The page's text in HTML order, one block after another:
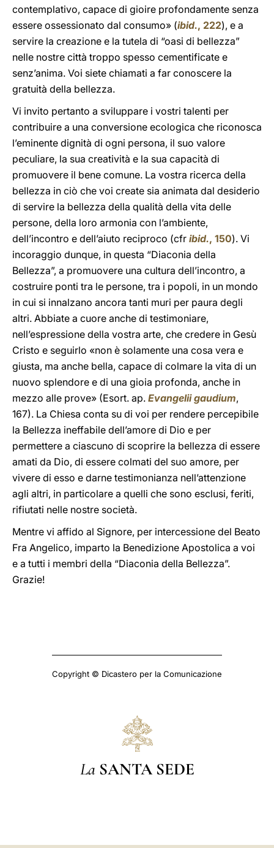
contemplativo, capace di gioire profondamente senza
essere ossessionato dal consumo» (ibid., 222), e a
servire la creazione e la tutela di “oasi di bellezza”
nelle nostre città troppo spesso cementificate e
senz’anima. Voi siete chiamati a far conoscere la
gratuità della bellezza.
Vi invito pertanto a sviluppare i vostri talenti per
contribuire a una conversione ecologica che riconosca
l’eminente dignità di ogni persona, il suo valore
peculiare, la sua creatività e la sua capacità di
promuovere il bene comune. La vostra ricerca della
bellezza in ciò che voi create sia animata dal desiderio
di servire la bellezza della qualità della vita delle
persone, della loro armonia con l’ambiente,
dell’incontro e dell’aiuto reciproco (cfr ibid., 150). Vi
incoraggio dunque, in questa “Diaconia della
Bellezza”, a promuovere una cultura dell’incontro, a
costruire ponti tra le persone, tra i popoli, in un mondo
in cui si innalzano ancora tanti muri per paura degli
altri. Abbiate a cuore anche di testimoniare,
nell’espressione della vostra arte, che credere in Gesù
Cristo e seguirlo «non è solamente una cosa vera e
giusta, ma anche bella, capace di colmare la vita di un
nuovo splendore e di una gioia profonda, anche in
mezzo alle prove» (Esort. ap. Evangelii gaudium,
167). La Chiesa conta su di voi per rendere percepibile
la Bellezza ineffabile dell’amore di Dio e per
permettere a ciascuno di scoprire la bellezza di essere
amati da Dio, di essere colmati del suo amore, per
vivere di esso e darne testimonianza nell’attenzione
agli altri, in particolare a quelli che sono esclusi, feriti,
rifiutati nelle nostre società.
Mentre vi affido al Signore, per intercessione del Beato
Fra Angelico, imparto la Benedizione Apostolica a voi
e a tutti i membri della “Diaconia della Bellezza”.
Grazie!
Copyright © Dicastero per la Comunicazione
La SANTA SEDE